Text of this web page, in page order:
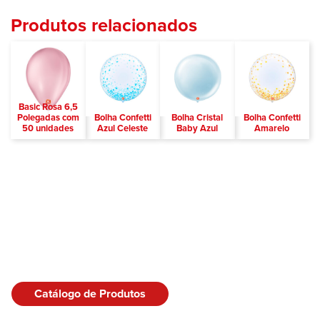
Produtos relacionados
Basic Rosa 6,5
Polegadas com
50 unidades
Bolha Confetti
Azul Celeste
Bolha Cristal
Baby Azul
Bolha Confetti
Amarelo
Catálogo de Produtos